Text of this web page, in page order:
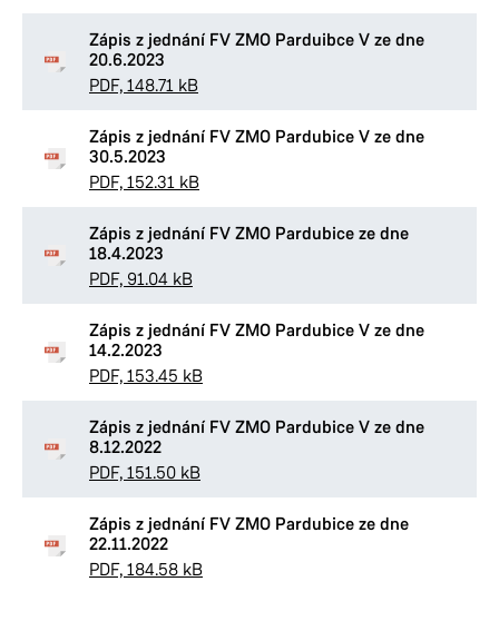
Zápis z jednání FV ZMO Parduibce V ze dne
20.6.2023
PDF, 148.71 kB
Zápis z jednání FV ZMO Pardubice V ze dne
30.5.2023
PDF, 152.31 kB
Zápis z jednání FV ZMO Pardubice ze dne
18.4.2023
PDF, 91.04 kB
Zápis z jednání FV ZMO Pardubice V ze dne
14.2.2023
PDF, 153.45 kB
Zápis z jednání FV ZMO Pardubice V ze dne
8.12.2022
PDF, 151.50 kB
Zápis z jednání FV ZMO Pardubice ze dne
22.11.2022
PDF, 184.58 kB